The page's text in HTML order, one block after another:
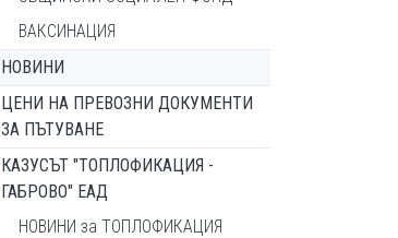
ВАКСИНАЦИЯ
НОВИНИ
ЦЕНИ НА ПРЕВОЗНИ ДОКУМЕНТИ
ЗА ПЪТУВАНЕ
КАЗУСЪТ "ТОПЛОФИКАЦИЯ -
ГАБРОВО" ЕАД
НОВИНИ за ТОПЛОФИКАЦИЯ